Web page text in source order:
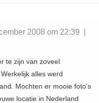
2008 om 22:39 |
te zijn van zoveel
alles werd
Mochten er mooie foto's
locatie in Nederland